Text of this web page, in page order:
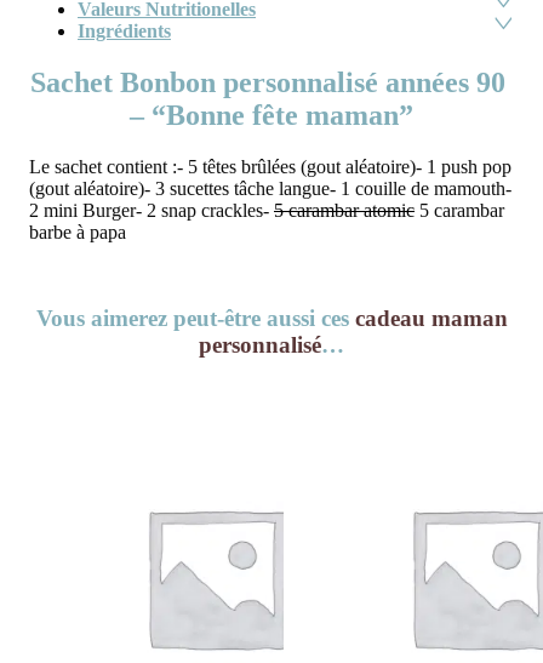
Valeurs Nutritionelles
Ingrédients
Sachet Bonbon personnalisé années 90
– “Bonne fête maman”
Le sachet contient :- 5 têtes brûlées (gout aléatoire)- 1 push pop
(gout aléatoire)- 3 sucettes tâche langue- 1 couille de mamouth-
2 mini Burger- 2 snap crackles- 5 carambar atomic 5 carambar
barbe à papa
Vous aimerez peut-être aussi ces cadeau maman
personnalisé…